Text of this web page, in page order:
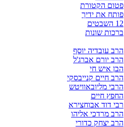
פטום הקטורת
פותח את ידיך
12 השבטים
ברכות שונות
הרב עובדיה יוסף
הרב יורם אברג'ל
הבן איש חי
הרב חיים קנייבסקי
הרבי מליובאוויטש
החפץ חיים
רבי דוד אבוחצירא
הרב מרדכי אליהו
הרב יצחק כדורי